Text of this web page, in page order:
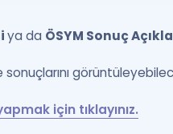
ya da ÖSYM Sonuç
sonuçlarını
için tıklayınız.